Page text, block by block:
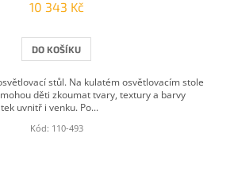
10 343 Kč
DO KOŠÍKU
stůl. Na kulatém osvětlovacím stole
děti zkoumat tvary, textury a barvy
uvnitř i venku. Po...
Kód: 110-493